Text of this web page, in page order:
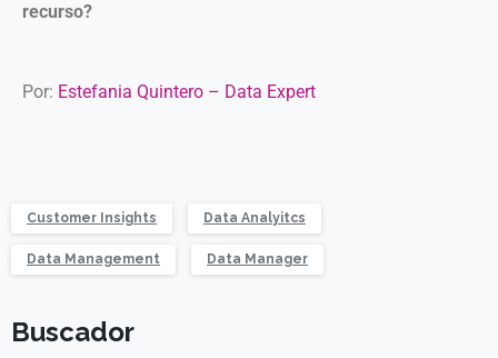
recurso?
Por: Estefania Quintero – Data Expert
Customer Insights Data Analyitcs
Data Management Data Manager
Buscador